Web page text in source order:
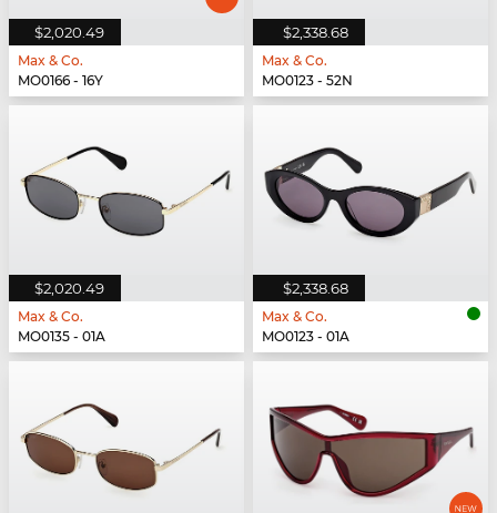
$2,020.49
Max & Co.
MO0166 - 16Y
$2,338.68
Max & Co.
MO0123 - 52N
$2,020.49
Max & Co.
MO0135 - 01A
$2,338.68
Max & Co.
MO0123 - 01A